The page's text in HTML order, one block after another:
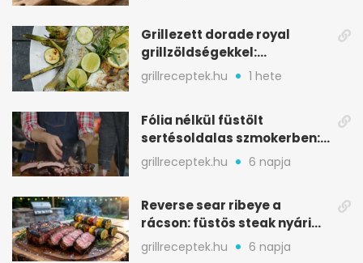
Grillezett dorade royal
grillzöldségekkel:
mediterrán ízek a rostélyról
grillreceptek.hu 1 hete
Fólia nélkül füstölt
sertésoldalas szmokerben:
ropogós bark, 6 óra
grillreceptek.hu 6 napja
Reverse sear ribeye a
rácson: füstös steak nyári
tökkebabbal
grillreceptek.hu 6 napja